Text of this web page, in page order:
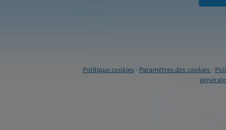
Politique cookies- Paramètres des cookies-